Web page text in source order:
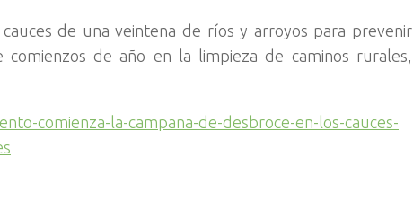
de una veintena de ríos y arroyos para prevenir
comienzos de año en la limpieza de caminos rurales,
comienza-la-campana-de-desbroce-en-los-cauces-